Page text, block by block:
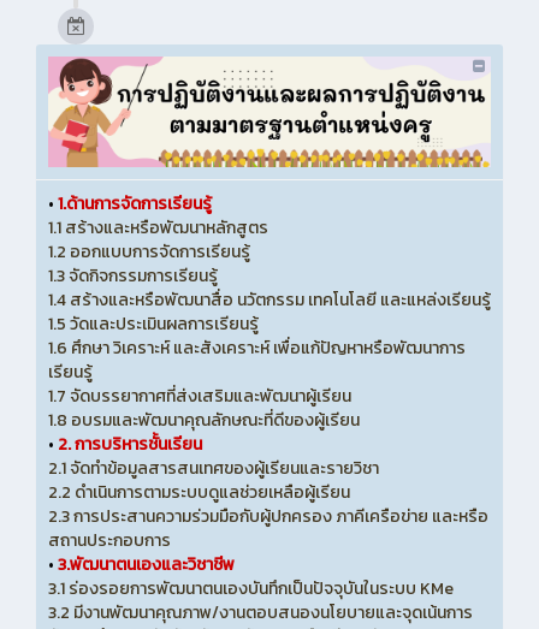
•1.ด้านการจัดการเรียนรู้
1.1 สร้างและหรือพัฒนาหลักสูตร
1.2 ออกแบบการจัดการเรียนรู้
1.3 จัดกิจกรรมการเรียนรู้
1.4 สร้างและหรือพัฒนาสื่อ นวัตกรรม เทคโนโลยี และแหล่งเรียนรู้
1.5 วัดและประเมินผลการเรียนรู้
1.6 ศึกษา วิเคราะห์ และสังเคราะห์ เพื่อแก้ปัญหาหรือพัฒนาการ
เรียนรู้
1.7 จัดบรรยากาศที่ส่งเสริมและพัฒนาผู้เรียน
1.8 อบรมและพัฒนาคุณลักษณะที่ดีของผู้เรียน
• 2. การบริหารชั้นเรียน
2.1 จัดทำข้อมูลสารสนเทศของผู้เรียนและรายวิชา
2.2 ดำเนินการตามระบบดูแลช่วยเหลือผู้เรียน
2.3 การประสานความร่วมมือกับผู้ปกครอง ภาคีเครือข่าย และหรือ
สถานประกอบการ
•3.พัฒนาตนเองและวิชาชีพ
3.1 ร่องรอยการพัฒนาตนเองบันทึกเป็นปัจจุบันในระบบ KMe
3.2 มีงานพัฒนาคุณภาพ/งานตอบสนองนโยบายและจุดเน้นการ